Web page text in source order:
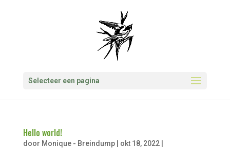
Selecteer een pagina
Hello world!
door Monique - Breindump| okt 18, 2022|